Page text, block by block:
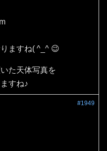
ますね( ^_^ 😉
た天体写真を
すね♪
#1949